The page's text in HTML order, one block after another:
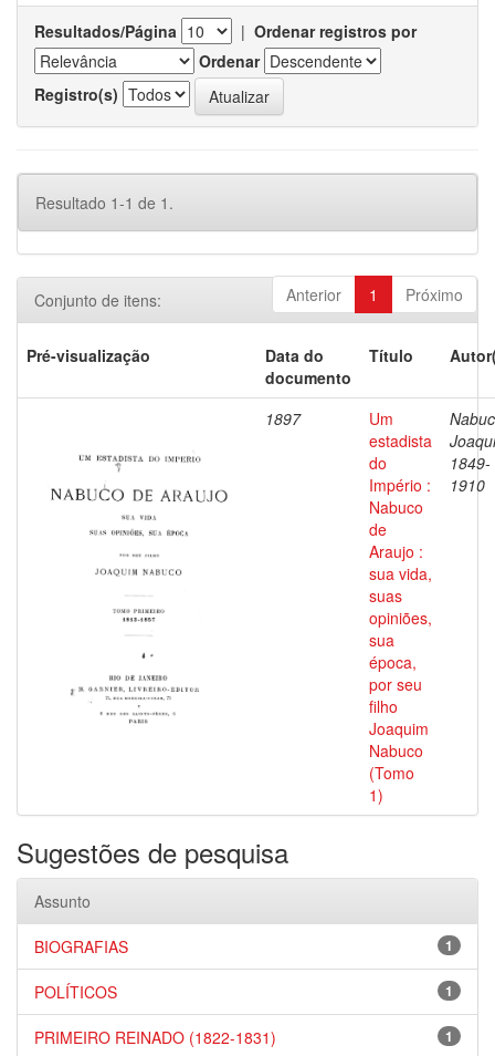
Resultados/Página | Ordenar registros por
Ordenar
Registro(s)
Resultado 1-1 de 1.
Anterior 1 Próximo
Conjunto de itens:
Pré-visualização
Data do
documento
Título
1897
Um
estadista
do
Império :
Nabuco
de
Araujo :
sua vida,
suas
opiniões,
sua
época,
por seu
filho
Joaquim
Nabuco
(Tomo
1)
1849-
1910
Sugestões de pesquisa
Assunto
1
BIOGRAFIAS
1
POLÍTICOS
1
PRIMEIRO REINADO (1822-1831)